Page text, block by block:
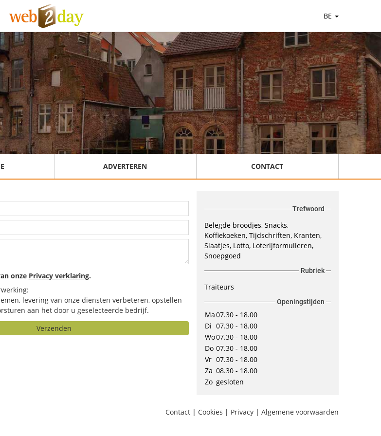
BE
ADVERTEREN CONTACT
onze Privacy verklaring.
levering van onze diensten verbeteren, opstellen
aan het door u geselecteerde bedrijf.
Verzenden
Trefwoord
Belegde broodjes, Snacks,
Koffiekoeken, Tijdschriften, Kranten,
Slaatjes, Lotto, Loterijformulieren,
Snoepgoed
Rubriek
Traiteurs
Openingstijden
Ma07.30 - 18.00
Di 07.30 - 18.00
Wo07.30 - 18.00
Do 07.30 - 18.00
Vr 07.30 - 18.00
Za 08.30 - 18.00
Zo gesloten
Contact | Cookies | Privacy | Algemene voorwaarden